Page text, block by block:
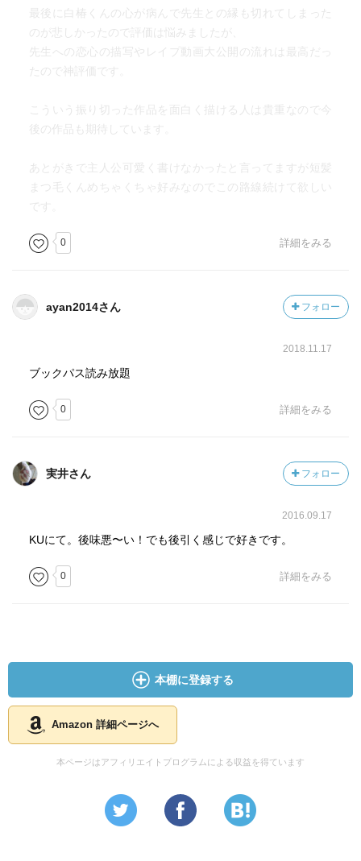
最後に白椿くんの心が病んで先生との縁も切れてしまった
のが悲しかったので評価は悩みましたが、
先生への恋心の描写やレイプ動画大公開の流れは最高だっ
たので神評価です。
こういう振り切った作品を面白く描ける人は貴重なので今
後の作品も期待しています。
あとがきで主人公可愛く書けなかったと言ってますが短髪
まつ毛くんめちゃくちゃ好みなのでこの路線続けて欲しい
です。
0 詳細をみる
ayan2014さん フォロー
2018.11.17
ブックパス読み放題
0 詳細をみる
実井さん フォロー
2016.09.17
KUにて。後味悪〜い！でも後引く感じで好きです。
0 詳細をみる
本棚に登録する
Amazon 詳細ページへ
本ページはアフィリエイトプログラムによる収益を得ています